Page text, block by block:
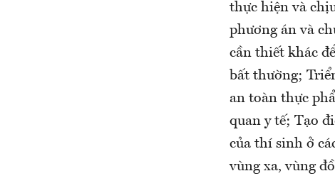
thực hiện và
phương án và
cần thiết khác
bất thường;
an toàn thực
quan y tế; Tạo
của thí sinh ở
vùng xa, vùng